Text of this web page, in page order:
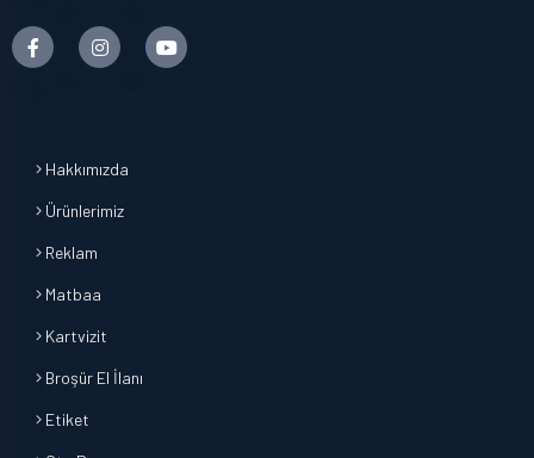
Hakkımızda
Ürünlerimiz
Reklam
Matbaa
Kartvizit
Broşür El İlanı
Etiket